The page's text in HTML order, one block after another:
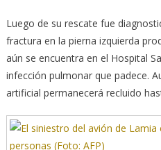
Luego de su rescate fue
fractura en la pierna izquierda
aún se encuentra en el Hospital
infección pulmonar que padece.
artificial permanecerá recluido